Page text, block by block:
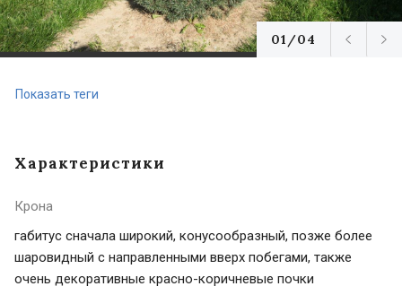
01/04
Показать теги
Характеристики
Крона
габитус сначала широкий, конусообразный, позже более
шаровидный с направленными вверх побегами, также
очень декоративные красно-коричневые почки